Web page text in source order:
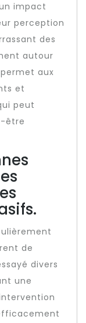
impact
perception
des
autour
aux
et
peut
être
de
divers
une